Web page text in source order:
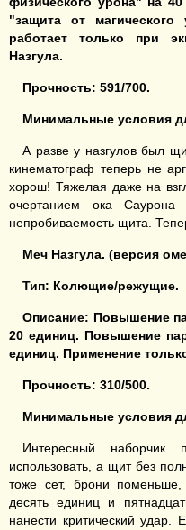
"защита от магического
работает только при
Назгула.
Прочность: 591/700.
Минимальные условия
А разве у назгулов был
кинематограф теперь не
хорош! Тяжелая даже на
очертанием ока
непробиваемость щита.
Меч Назгула. (версия
Тип: Колющие/режущие.
Описание: Повышение
20 единиц. Повышение
единиц. Применение
Прочность: 310/500.
Минимальные условия
Интересный
использовать, а щит без
тоже сет, брони
десять единиц и
нанести критический удар.